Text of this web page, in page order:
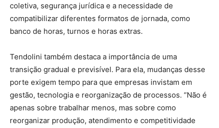
coletiva, segurança jurídica e a necessidade de
compatibilizar diferentes formatos de jornada, como
banco de horas, turnos e horas extras.
Tendolini também destaca a importância de uma
transição gradual e previsível. Para ela, mudanças desse
porte exigem tempo para que empresas invistam em
gestão, tecnologia e reorganização de processos. “Não é
apenas sobre trabalhar menos, mas sobre como
reorganizar produção, atendimento e competitividade